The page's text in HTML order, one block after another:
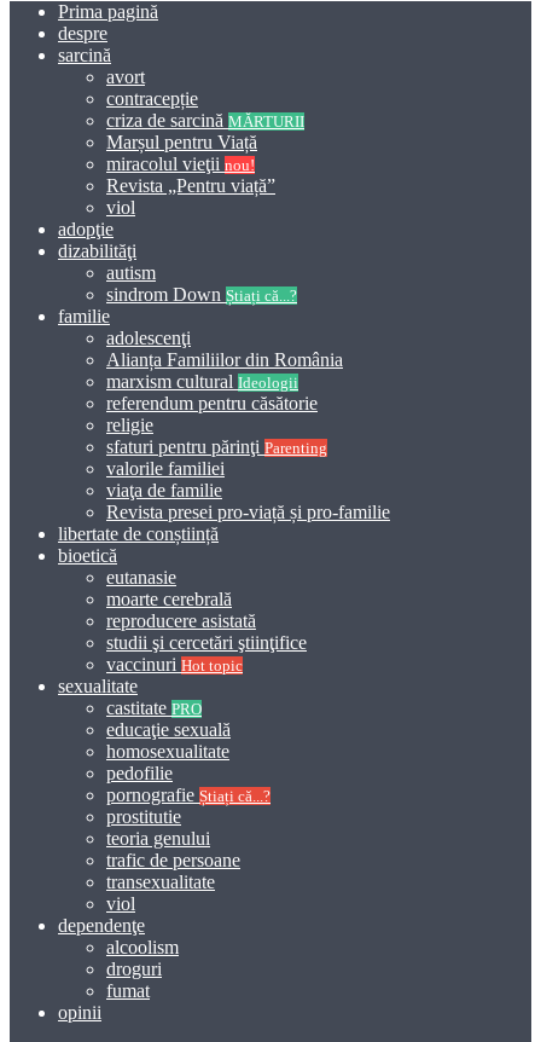
Prima pagină
despre
sarcină
avort
contracepție
criza de sarcină MĂRTURII
Marșul pentru Viață
miracolul vieţii nou!
Revista „Pentru viață”
viol
adopţie
dizabilităţi
autism
sindrom Down Știați că...?
familie
adolescenţi
Alianța Familiilor din România
marxism cultural Ideologii
referendum pentru căsătorie
religie
sfaturi pentru părinţi Parenting
valorile familiei
viaţa de familie
Revista presei pro-viață și pro-familie
libertate de conștiință
bioetică
eutanasie
moarte cerebrală
reproducere asistată
studii şi cercetări ştiinţifice
vaccinuri Hot topic
sexualitate
castitate PRO
educaţie sexuală
homosexualitate
pedofilie
pornografie Știați că...?
prostitutie
teoria genului
trafic de persoane
transexualitate
viol
dependenţe
alcoolism
droguri
fumat
opinii